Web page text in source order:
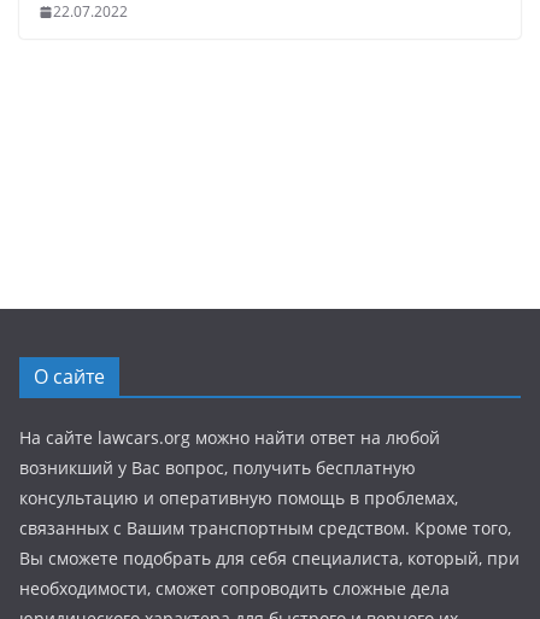
22.07.2022
О сайте
На сайте lawcars.org можно найти ответ на любой
возникший у Вас вопрос, получить бесплатную
консультацию и оперативную помощь в проблемах,
связанных с Вашим транспортным средством. Кроме того,
Вы сможете подобрать для себя специалиста, который, при
необходимости, сможет сопроводить сложные дела